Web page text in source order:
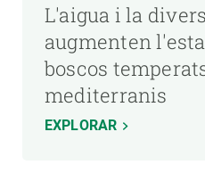
L'aigua i la
augmenten
boscos
mediterranis
EXPLORAR